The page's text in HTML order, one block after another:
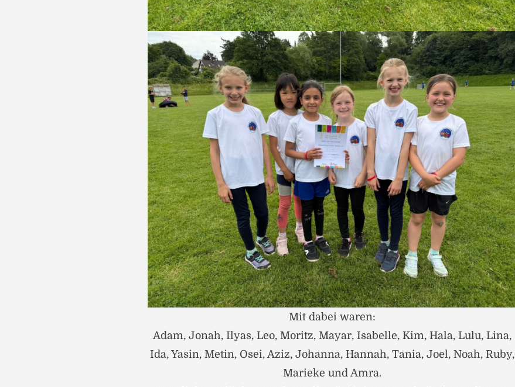
Mit dabei waren:
Adam, Jonah, Ilyas, Leo, Moritz, Mayar, Isabelle, Kim, Hala, Lulu, Lina,
Ida, Yasin, Metin, Osei, Aziz, Johanna, Hannah, Tania, Joel, Noah, Ruby,
Marieke und Amra.